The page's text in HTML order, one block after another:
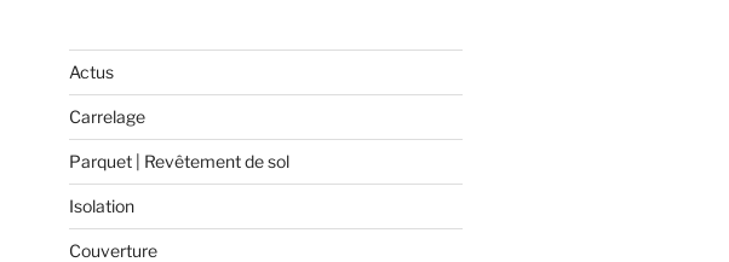
Actus
Carrelage
Parquet | Revêtement de sol
Isolation
Couverture